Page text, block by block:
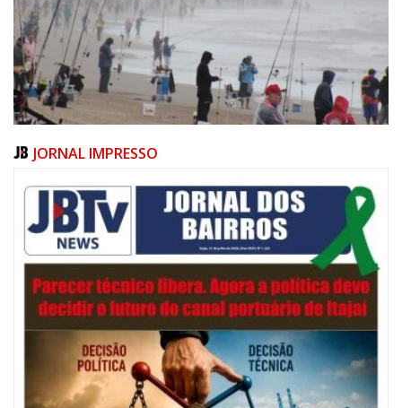
06/08/2026 | 07:00
Festival de Pesca de Praia vai celebrar o aniversário de Navegantes
ITAJAÍ
JORNAL IMPRESSO